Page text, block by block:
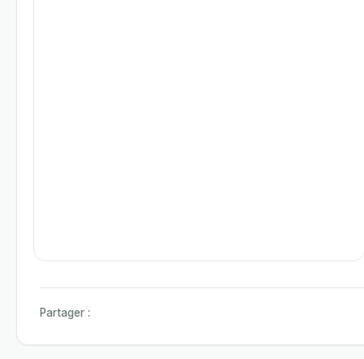
Partager :